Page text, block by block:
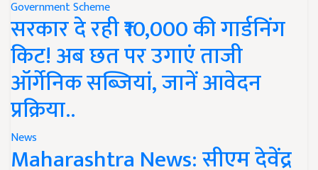
Government Scheme
सरकार दे रही ₹10,000 की गार्डनिंग
किट! अब छत पर उगाएं ताजी
ऑर्गेनिक सब्जियां, जानें आवेदन
प्रक्रिया..
News
Maharashtra News: सीएम देवेंद्र